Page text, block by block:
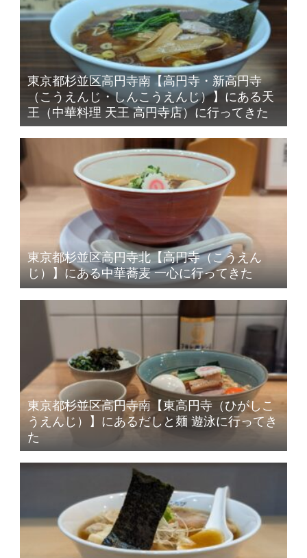
東京都杉並区高円寺南【高円寺・新高円寺
（こうえんじ・しんこうえんじ）】にある天
王（中華料理 天王 高円寺店）に行ってきた
東京都杉並区高円寺北【高円寺（こうえん
じ）】にある中華蕎麦 一心に行ってきた
東京都杉並区高円寺南【東高円寺（ひがしこ
うえんじ）】にあるだしと麺 遊泳に行ってき
た